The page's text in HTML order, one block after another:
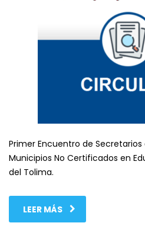
Primer Encuentro de
Municipios No Certificados en
del Tolima.
LEER MÁS